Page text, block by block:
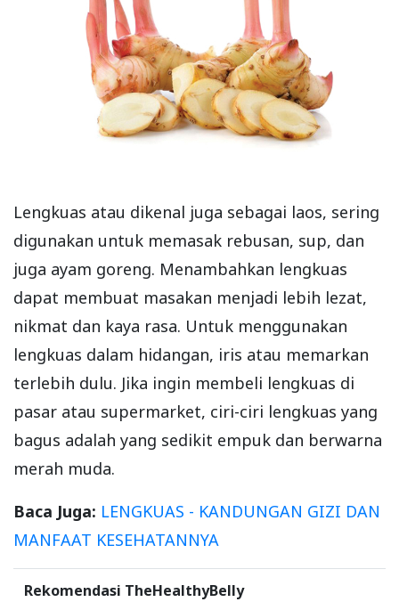
Lengkuas atau dikenal juga sebagai laos, sering
digunakan untuk memasak rebusan, sup, dan
juga ayam goreng. Menambahkan lengkuas
dapat membuat masakan menjadi lebih lezat,
nikmat dan kaya rasa. Untuk menggunakan
lengkuas dalam hidangan, iris atau memarkan
terlebih dulu. Jika ingin membeli lengkuas di
pasar atau supermarket, ciri-ciri lengkuas yang
bagus adalah yang sedikit empuk dan berwarna
merah muda.
Baca Juga: LENGKUAS - KANDUNGAN GIZI DAN
MANFAAT KESEHATANNYA
Rekomendasi TheHealthyBelly